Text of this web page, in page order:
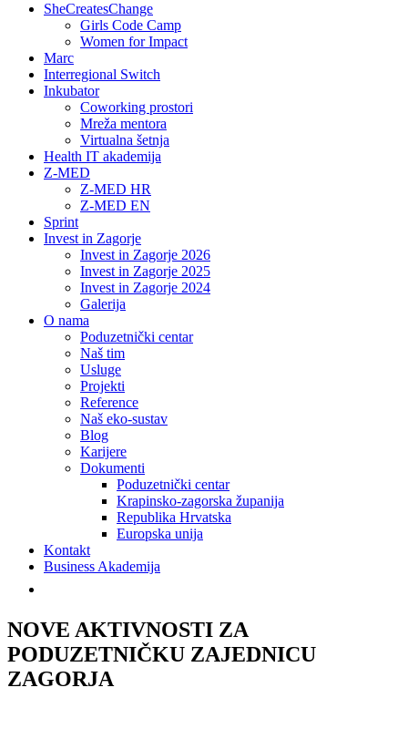
SheCreatesChange
Girls Code Camp
Women for Impact
Marc
Interregional Switch
Inkubator
Coworking prostori
Mreža mentora
Virtualna šetnja
Health IT akademija
Z-MED
Z-MED HR
Z-MED EN
Sprint
Invest in Zagorje
Invest in Zagorje 2026
Invest in Zagorje 2025
Invest in Zagorje 2024
Galerija
O nama
Poduzetnički centar
Naš tim
Usluge
Projekti
Reference
Naš eko-sustav
Blog
Karijere
Dokumenti
Poduzetnički centar
Krapinsko-zagorska županija
Republika Hrvatska
Europska unija
Kontakt
Business Akademija
NOVE AKTIVNOSTI ZA
PODUZETNIČKU ZAJEDNICU
ZAGORJA